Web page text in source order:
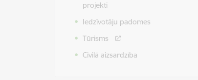
projekti
Iedzīvotāju padomes
Tūrisms
Civilā aizsardzība